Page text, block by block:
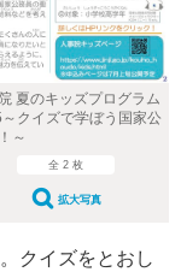
夏のキッズプログラム
クイズで学ぼう国家公
～
全 2 枚
拡大写真
クイズをとおし